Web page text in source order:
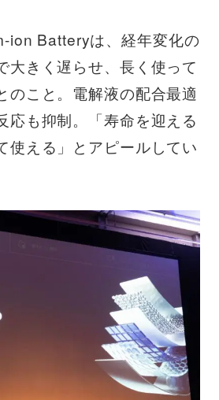
ion Batteryは、経年変化の
大きく遅らせ、長く使って
のこと。電解液の配合最適
応も抑制。「寿命を迎える
使える」とアピールしてい